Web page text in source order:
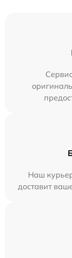
Наш
доставит